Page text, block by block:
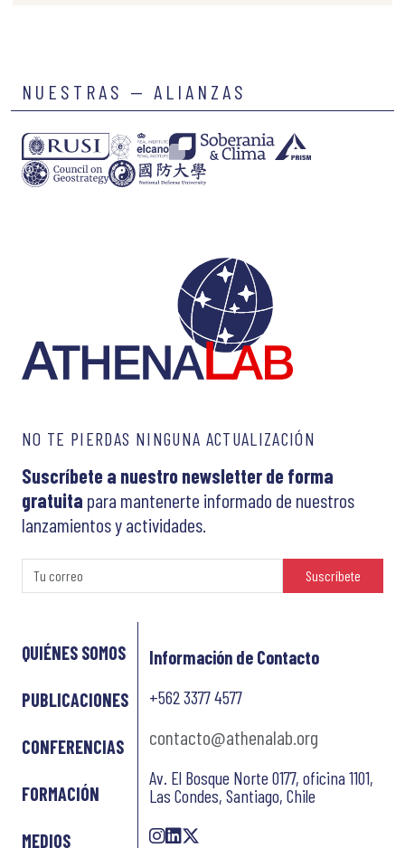
NUESTRAS — ALIANZAS
NO TE PIERDAS NINGUNA ACTUALIZACIÓN
Suscríbete a nuestro newsletter de forma
gratuita para mantenerte informado de nuestros
lanzamientos y actividades.
Suscríbete
QUIÉNES SOMOS
PUBLICACIONES
CONFERENCIAS
FORMACIÓN
MEDIOS
Información de Contacto
+562 3377 4577
contacto@athenalab.org
Av. El Bosque Norte 0177, oficina 1101,
Las Condes, Santiago, Chile